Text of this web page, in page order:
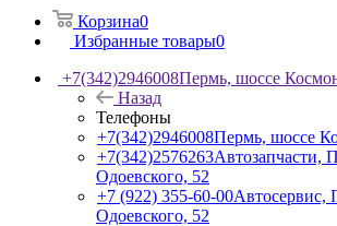
Корзина0
Избранные товары0
+7(342)2946008Пермь, шоссе
Назад
Телефоны
+7(342)2946008Пермь, шоссе
+7(342)2576263Автозапчасти,
Одоевского, 52
+7 (922) 355-60-00Автосервис,
Одоевского, 52